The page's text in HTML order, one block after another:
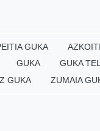
GUKA
GUKA GUKA
GUKA ZUMAIA